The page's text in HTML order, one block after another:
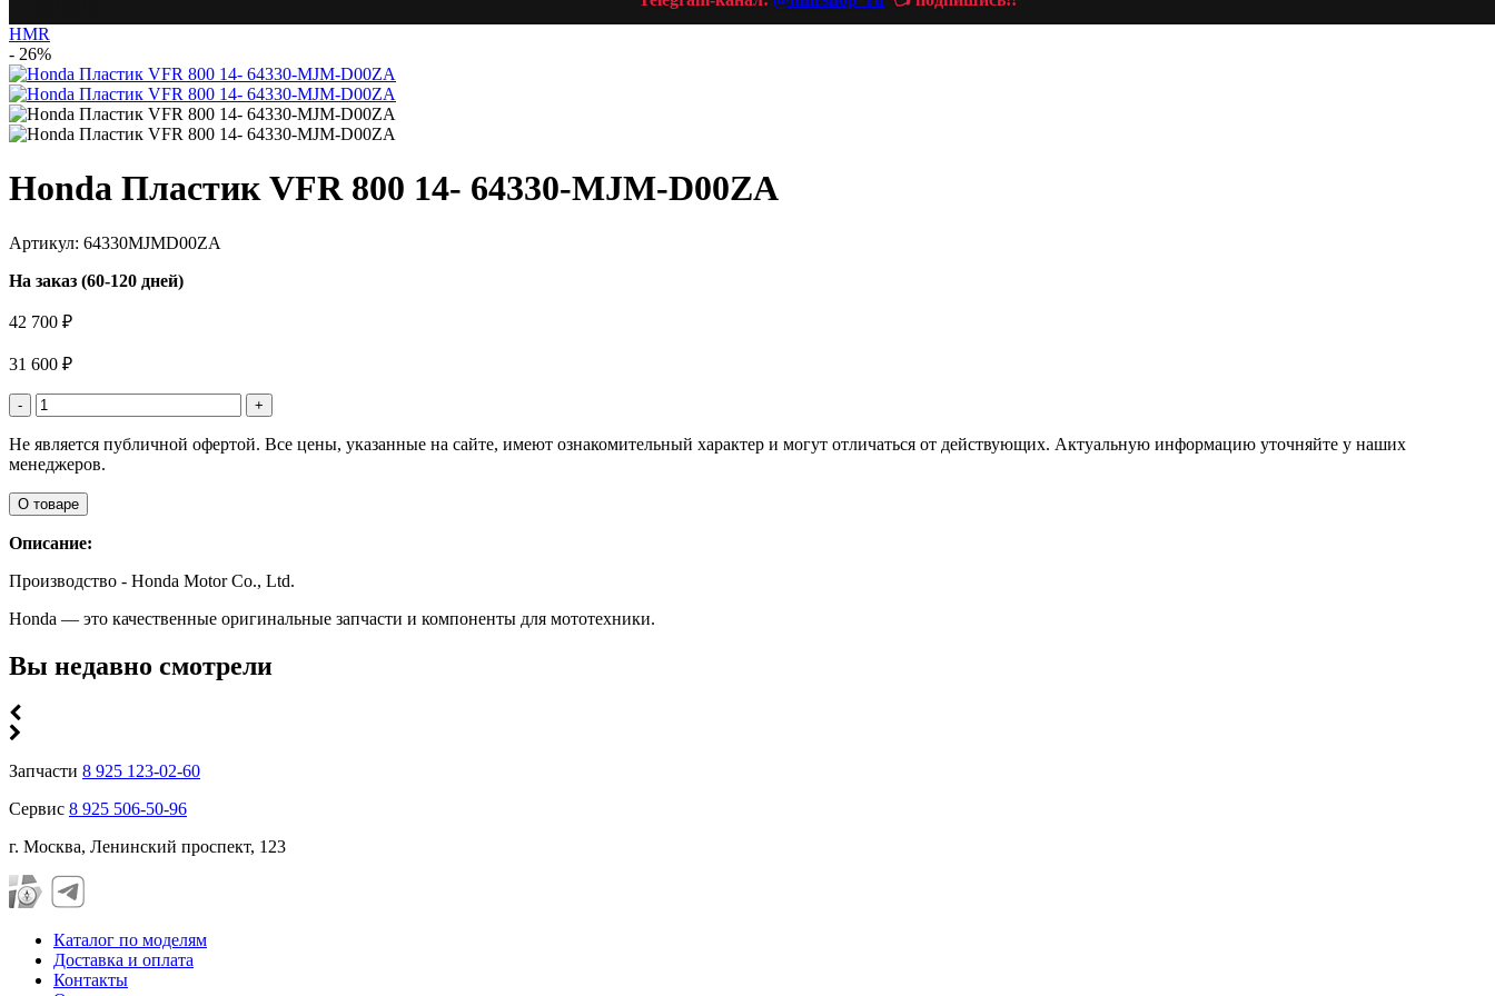
HMR
- 26%
Honda Пластик VFR 800 14- 64330-MJM-D00ZA
Артикул: 64330MJMD00ZA
На заказ (60-120 дней)
42 700 ₽
31 600 ₽
- +
Не является публичной офертой. Все цены, указанные на сайте, имеют ознакомительный характер и могут отличаться от действующих. Актуальную информацию уточняйте у наших
менеджеров.
О товаре
Описание:
Производство - Honda Motor Co., Ltd.
Honda — это качественные оригинальные запчасти и компоненты для мототехники.
Вы недавно смотрели
Запчасти 8 925 123-02-60
Сервис 8 925 506-50-96
г. Москва, Ленинский проспект, 123
Каталог по моделям
Доставка и оплата
Контакты